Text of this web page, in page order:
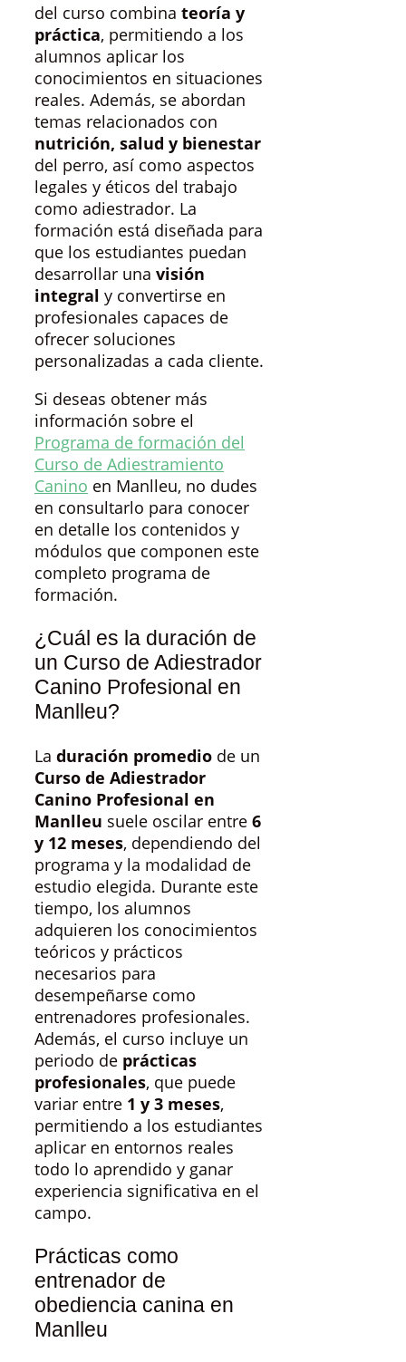
del curso combina teoría y
práctica, permitiendo a los
alumnos aplicar los
conocimientos en situaciones
reales. Además, se abordan
temas relacionados con
nutrición, salud y bienestar
del perro, así como aspectos
legales y éticos del trabajo
como adiestrador. La
formación está diseñada para
que los estudiantes puedan
desarrollar una visión
integral y convertirse en
profesionales capaces de
ofrecer soluciones
personalizadas a cada cliente.
Si deseas obtener más
información sobre el
Programa de formación del
Curso de Adiestramiento
Canino en Manlleu, no dudes
en consultarlo para conocer
en detalle los contenidos y
módulos que componen este
completo programa de
formación.
¿Cuál es la duración de
un Curso de Adiestrador
Canino Profesional en
Manlleu?
La duración promedio de un
Curso de Adiestrador
Canino Profesional en
Manlleu suele oscilar entre 6
y 12 meses, dependiendo del
programa y la modalidad de
estudio elegida. Durante este
tiempo, los alumnos
adquieren los conocimientos
teóricos y prácticos
necesarios para
desempeñarse como
entrenadores profesionales.
Además, el curso incluye un
periodo de prácticas
profesionales, que puede
variar entre 1 y 3 meses,
permitiendo a los estudiantes
aplicar en entornos reales
todo lo aprendido y ganar
experiencia significativa en el
campo.
Prácticas como
entrenador de
obediencia canina en
Manlleu